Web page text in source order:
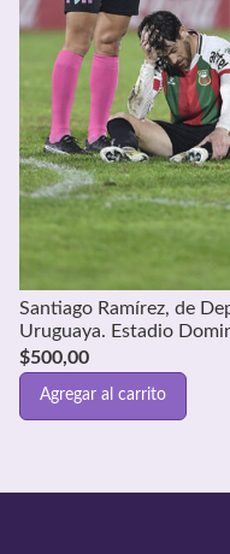
Santiago Ramírez, de
Uruguaya. Estadio
$500,00
Agregar al carrito